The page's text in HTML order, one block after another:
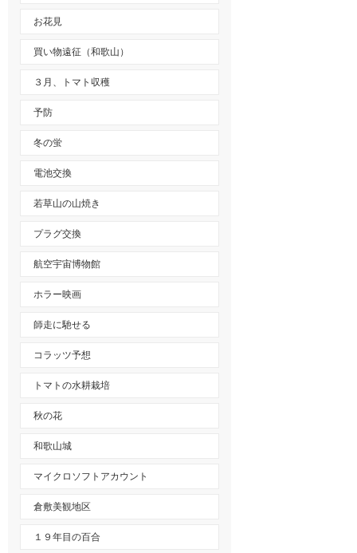
お花見
買い物遠征（和歌山）
３月、トマト収穫
予防
冬の蛍
電池交換
若草山の山焼き
プラグ交換
航空宇宙博物館
ホラー映画
師走に馳せる
コラッツ予想
トマトの水耕栽培
秋の花
和歌山城
マイクロソフトアカウント
倉敷美観地区
１９年目の百合